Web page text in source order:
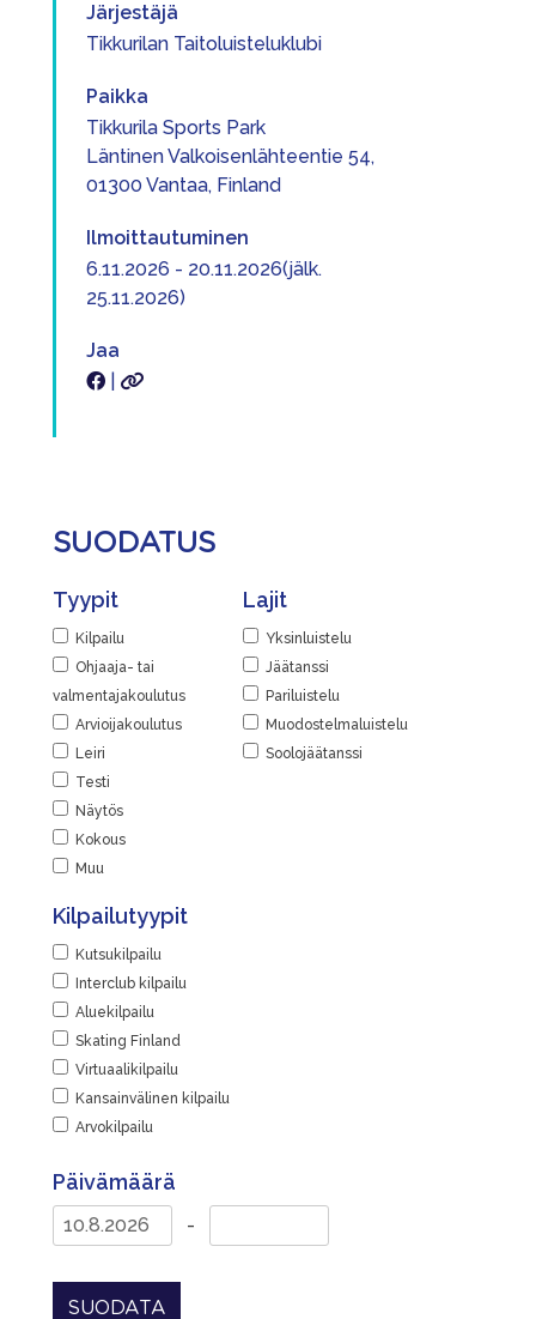
Järjestäjä
Tikkurilan Taitoluisteluklubi
Paikka
Tikkurila Sports Park
Läntinen Valkoisenlähteentie 54,
01300 Vantaa, Finland
Ilmoittautuminen
6.11.2026 - 20.11.2026(jälk.
25.11.2026)
Jaa
SUODATUS
Tyypit
Kilpailu
Ohjaaja- tai
valmentajakoulutus
Arvioijakoulutus
Leiri
Testi
Näytös
Kokous
Muu
Lajit
Yksinluistelu
Jäätanssi
Pariluistelu
Muodostelmaluistelu
Soolojäätanssi
Kilpailutyypit
Kutsukilpailu
Interclub kilpailu
Aluekilpailu
Skating Finland
Virtuaalikilpailu
Kansainvälinen kilpailu
Arvokilpailu
Päivämäärä
-
SUODATA